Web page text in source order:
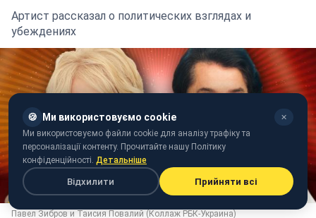
Артист рассказал о политических взглядах и
убеждениях
Павел Зибров и Таисия Повалий (Коллаж РБК-Украина)
🍪 Ми використовуємо cookie ✕
Ми використовуємо файли cookie для аналізу трафіку та
персоналізації контенту. Прочитайте нашу Політику
конфіденційності. Детальніше
Відхилити Прийняти всі